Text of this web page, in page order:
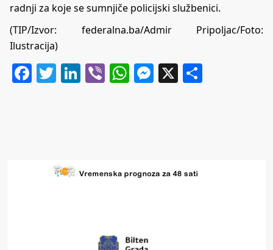
radnji za koje se sumnjiče policijski službenici.
(TIP/Izvor: federalna.ba/Admir Pripoljac/Foto:
Ilustracija)
Facebook
Twitter
LinkedIn
ViberWhatsApp
Messenger
X